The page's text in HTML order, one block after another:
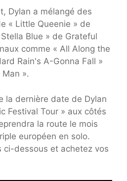
Dylan a mélangé des
« Little Queenie » de
Blue » de Grateful
comme « All Along the
Rain's A-Gonna Fall »
».
la dernière date de Dylan
Festival Tour » aux côtés
la route le mois
européen en solo.
ci-dessous et achetez vos